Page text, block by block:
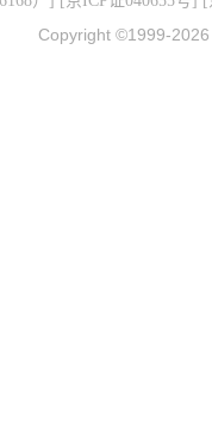
Copyright ©1999-